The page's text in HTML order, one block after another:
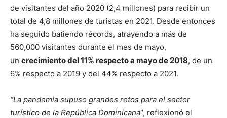
de visitantes del año 2020 (2,4 millones) para recibir un
total de 4,8 millones de turistas en 2021. Desde entonces
ha seguido batiendo récords, atrayendo a más de
560,000 visitantes durante el mes de mayo,
un crecimiento del 11% respecto a mayo de 2018, de un
6% respecto a 2019 y del 44% respecto a 2021.
“La pandemia supuso grandes retos para el sector
turístico de la República Dominicana“, reflexionó el